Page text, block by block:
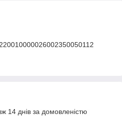
14 днів за домовленістю